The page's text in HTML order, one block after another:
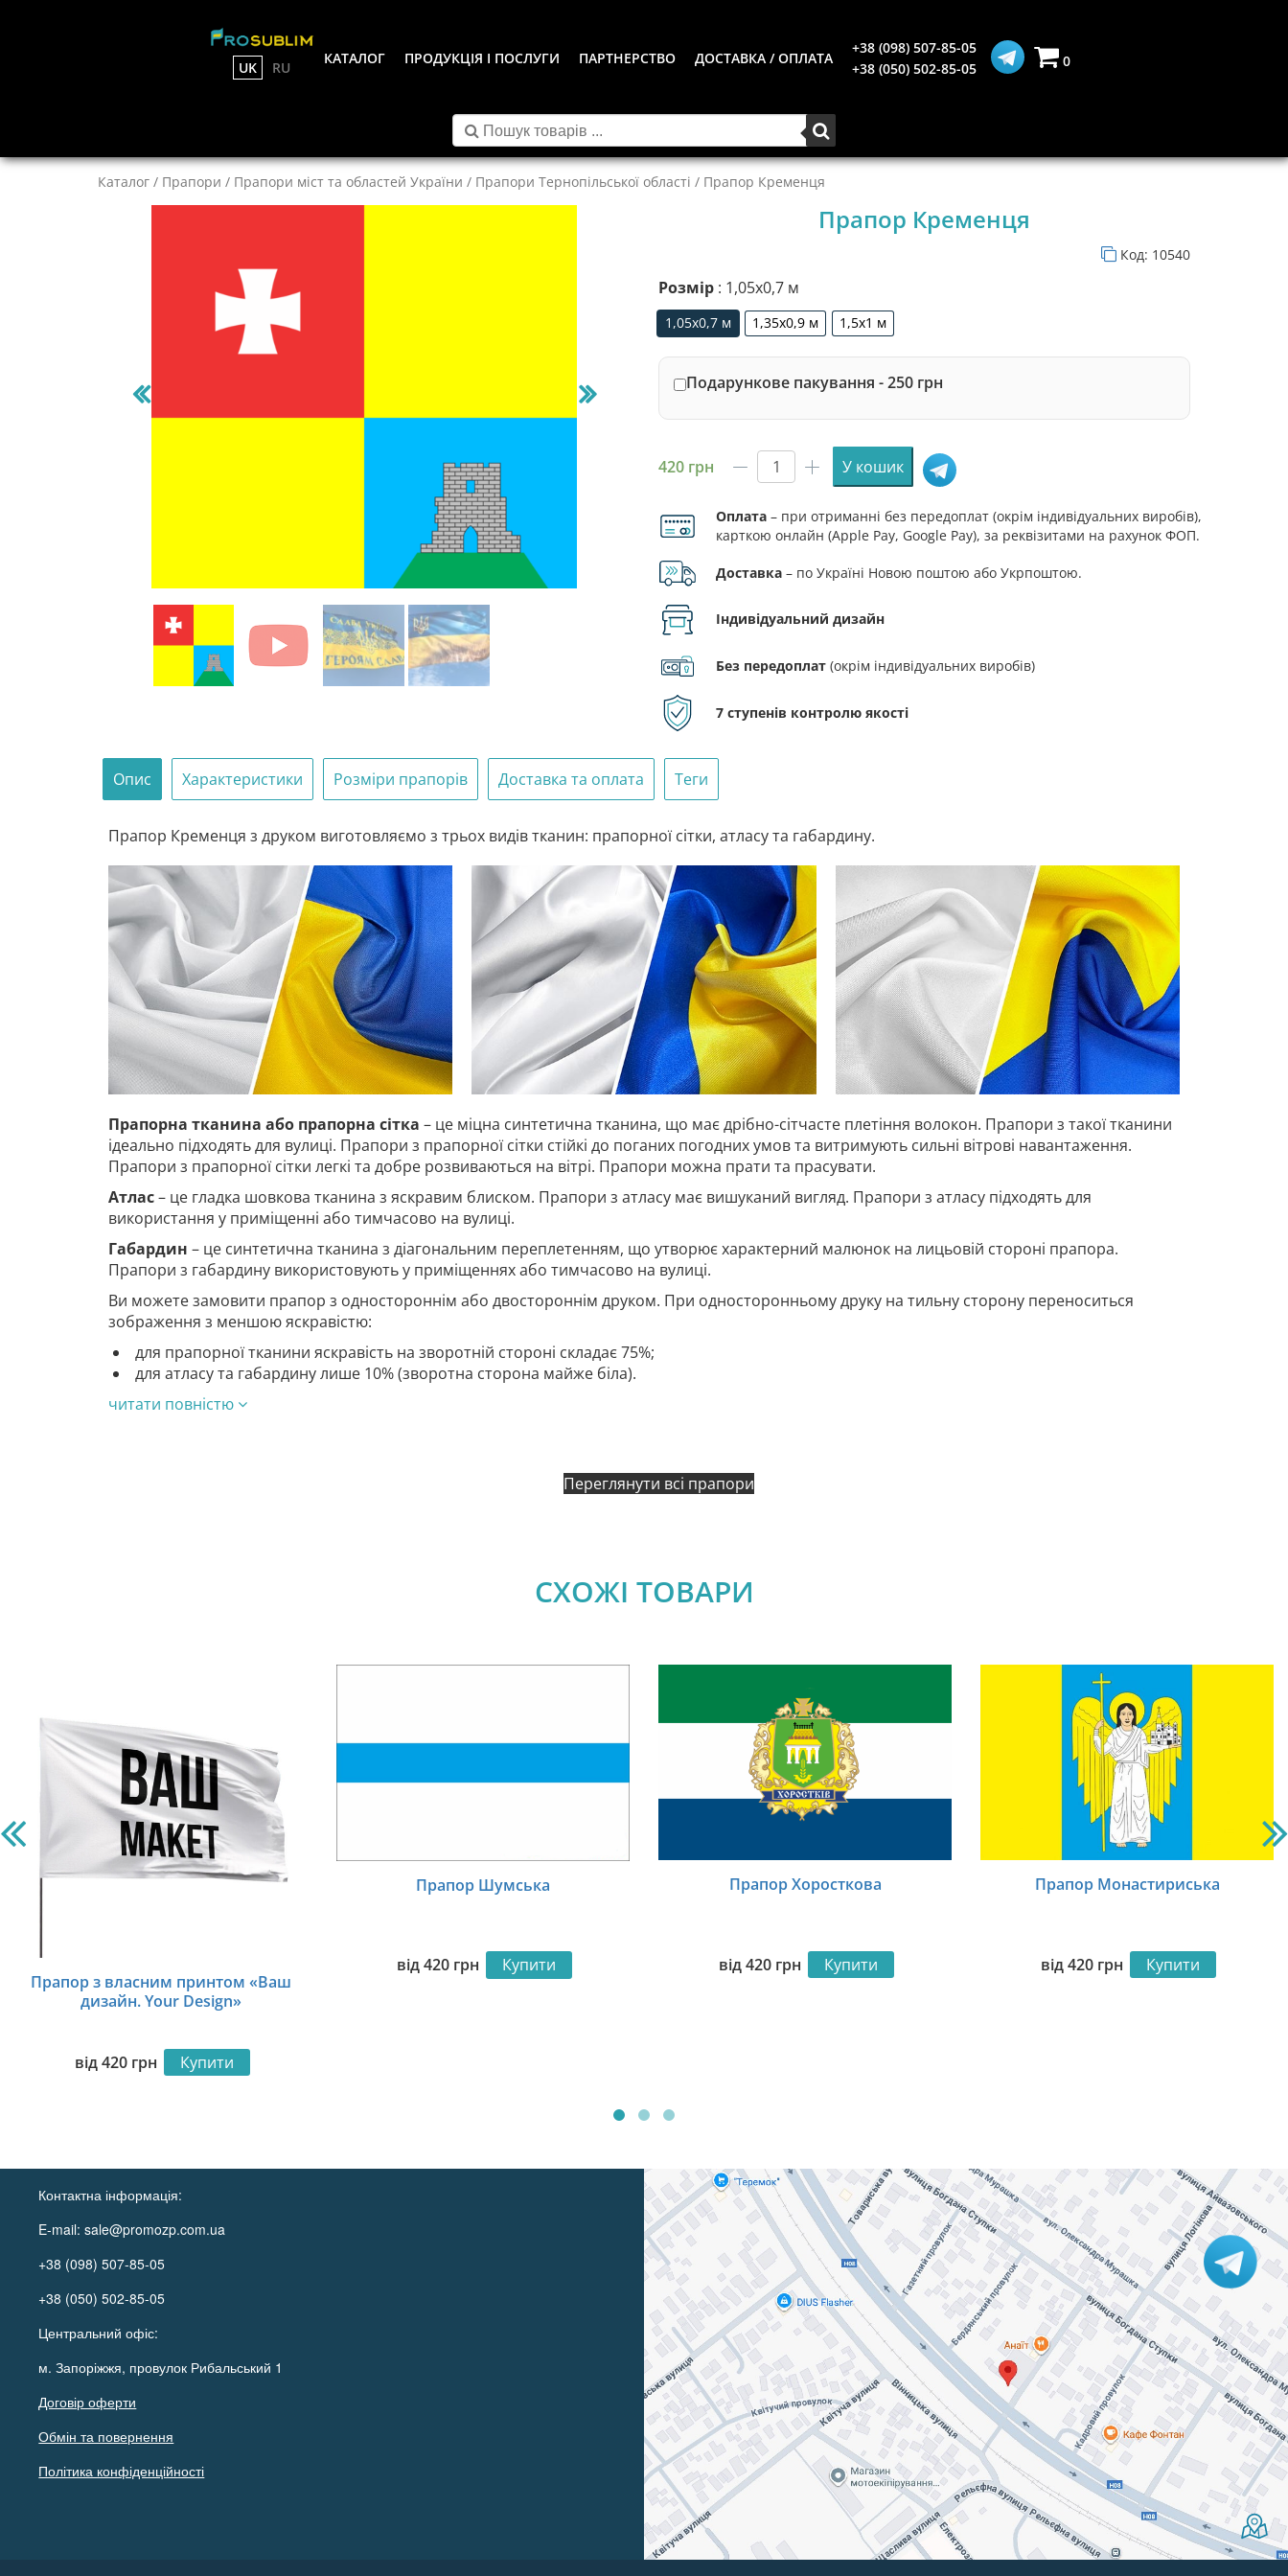
UK RU
КАТАЛОГ ПРОДУКЦІЯ І ПОСЛУГИ ПАРТНЕРСТВО ДОСТАВКА / ОПЛАТА
+38 (098) 507-85-05
+38 (050) 502-85-05
0
Каталог / Прапори / Прапори міст та областей України / Прапори Тернопільської області / Прапор Кременця
Прапор Кременця
Код: 10540
Розмір : 1,05х0,7 м
1,05х0,7 м
1,05х0,7 м
1,35х0,9 м
1,35х0,9 м
1,5х1 м
1,5х1 м
Подарункове пакування - 250 грн
420 грн
Прапор
кількість
У кошик
Оплата – при отриманні без передоплат (окрім індивідуальних виробів),
карткою онлайн (Apple Pay, Google Pay), за реквізитами на рахунок ФОП.
Доставка – по Україні Новою поштою або Укрпоштою.
Індивідуальний дизайн
Без передоплат (окрім індивідуальних виробів)
7 ступенів контролю якості
Опис Характеристики Розміри прапорів Доставка та оплата Теги
Прапор Кременця з друком виготовляємо з трьох видів тканин: прапорної сітки, атласу та габардину.
Прапорна тканина або прапорна сітка – це міцна синтетична тканина, що має дрібно-сітчасте плетіння волокон. Прапори з такої тканини
ідеально підходять для вулиці. Прапори з прапорної сітки стійкі до поганих погодних умов та витримують сильні вітрові навантаження.
Прапори з прапорної сітки легкі та добре розвиваються на вітрі. Прапори можна прати та прасувати.
Атлас– це гладка шовкова тканина з яскравим блиском. Прапори з атласу має вишуканий вигляд. Прапори з атласу підходять для
використання у приміщенні або тимчасово на вулиці.
Габардин – це синтетична тканина з діагональним переплетенням, що утворює характерний малюнок на лицьовій стороні прапора.
Прапори з габардину використовують у приміщеннях або тимчасово на вулиці.
Ви можете замовити прапор з одностороннім або двостороннім друком. При односторонньому друку на тильну сторону переноситься
зображення з меншою яскравістю:
для прапорної тканини яскравість на зворотній стороні складає 75%;
для атласу та габардину лише 10% (зворотна сторона майже біла).
читати повністю
Переглянути всі прапори
СХОЖІ ТОВАРИ
Прапор з власним принтом «Ваш
дизайн. Your Design»
від420 грн Купити
Прапор Шумська
від420 грн Купити
Прапор Хоросткова
від420 грн Купити
Прапор Монастириська
від420 грн Купити
Контактна інформація:
E-mail:sale@promozp.com.ua
+38 (098) 507-85-05
+38 (050) 502-85-05
Центральний офіс:
м. Запоріжжя, провулок Рибальський 1
Договір оферти
Обмін та повернення
Політика конфіденційності